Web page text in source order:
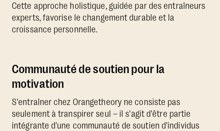
Cette approche holistique, guidée par des entraîneurs
experts, favorise le changement durable et la
croissance personnelle.
Communauté de soutien pour la
motivation
S'entraîner chez Orangetheory ne consiste pas
seulement à transpirer seul – il s'agit d'être partie
intégrante d'une communauté de soutien d'individus